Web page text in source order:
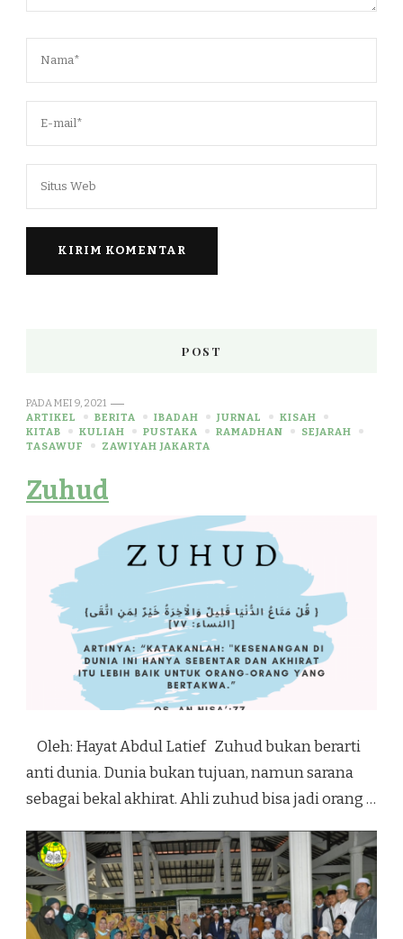
POST
PADAMEI 9, 2021
ARTIKEL
BERITA IBADAH JURNAL
KISAH
KITAB
KULIAH PUSTAKA RAMADHAN
SEJARAH
TASAWUF
ZAWIYAH JAKARTA
Zuhud
Oleh: Hayat Abdul Latief Zuhud bukan berarti
anti dunia. Dunia bukan tujuan, namun sarana
sebagai bekal akhirat. Ahli zuhud bisa jadi orang …